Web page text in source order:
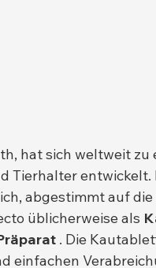
hat sich weltweit zu
Tierhalter entwickelt.
abgestimmt auf
üblicherweise als
. Die
einfachen